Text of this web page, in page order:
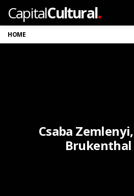
CapitalCultural.
HOME
Csaba
Brukenthal